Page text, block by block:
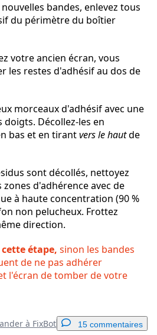
bandes, enlevez tous
du périmètre du boîtier
votre ancien écran, vous
les restes d'adhésif au dos de
morceaux d'adhésif avec une
doigts. Décollez-les en
bas et en tirantvers le hautde
sont décollés, nettoyez
d'adhérence avec de
à haute concentration (90 %
non pelucheux. Frottez
direction.
étape, sinon les bandes
de ne pas adhérer
l'écran de tomber de votre
à FixBot 15 commentaires